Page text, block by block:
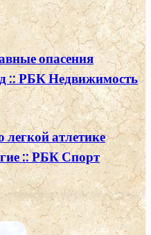
опасения
:: РБК Недвижимость
атлетике
:: РБК Спорт